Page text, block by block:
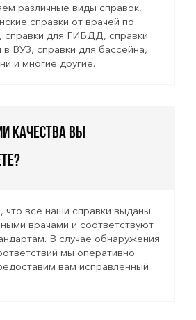
различные виды справок,
справки от врачей по
справки для ГИБДД, справки
в ВУЗ, справки для бассейна,
и многие другие.
качества вы
что все наши справки выданы
врачами и соответствуют
В случае обнаружения
мы оперативно
вам исправленный